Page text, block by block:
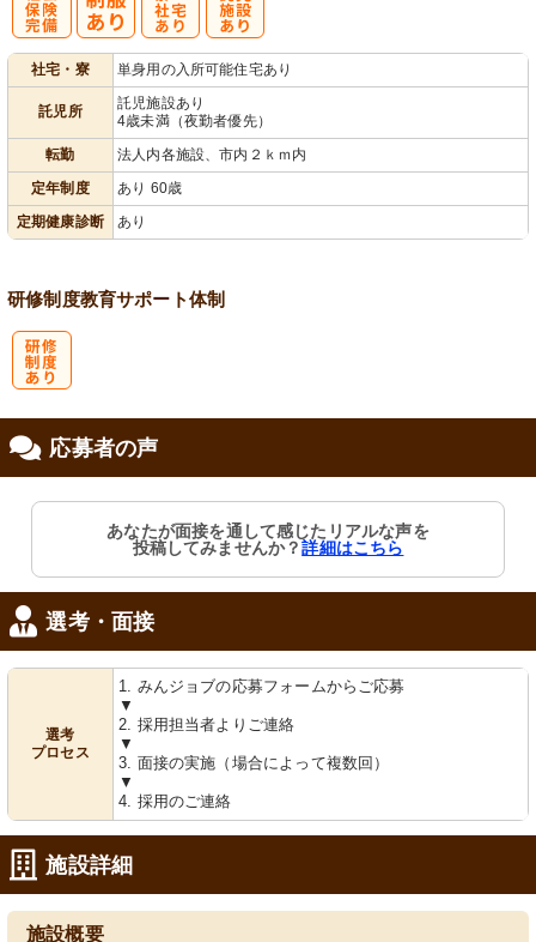
社宅・寮 単身用の入所可能住宅あり
託児所
託児施設あり
4歳未満（夜勤者優先）
転勤
法人内各施設、市内２ｋｍ内
定年制度
あり 60歳
定期健康診断
あり
研修制度教育サポート体制
応募者の声
あなたが面接を通して感じたリアルな声を
投稿してみませんか？詳細はこちら
選考・面接
選考
プロセス
1. みんジョブの応募フォームからご応募
▼
2. 採用担当者よりご連絡
▼
3. 面接の実施（場合によって複数回）
▼
4. 採用のご連絡
施設詳細
施設概要